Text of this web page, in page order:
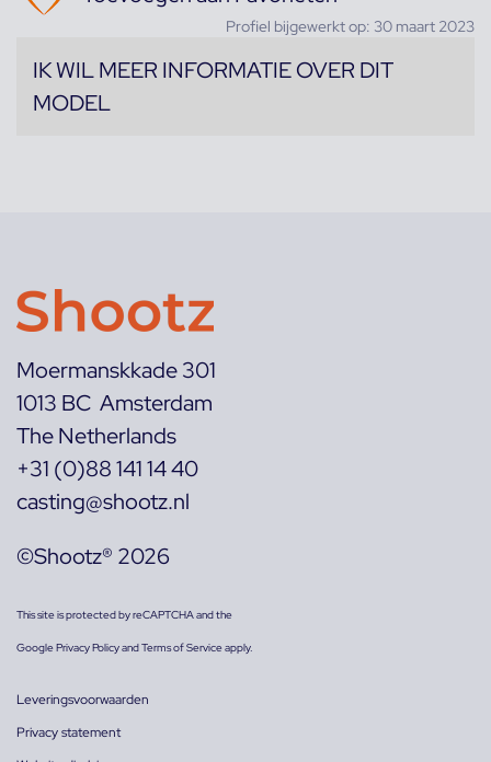
Profiel bijgewerkt op: 30 maart 2023
IK WIL MEER INFORMATIE OVER DIT
MODEL
Moermanskkade 301
1013 BC Amsterdam
The Netherlands
+31 (0)88 141 14 40
casting@shootz.nl
©Shootz® 2026
This site is protected by reCAPTCHA and the
GooglePrivacy PolicyandTerms of Serviceapply.
Leveringsvoorwaarden
Privacy statement